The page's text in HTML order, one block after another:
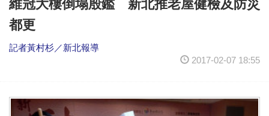
維冠大樓倒塌殷鑑 新北推老屋健檢及防災
都更
記者黃村杉／新北報導
2017-02-07 18:55